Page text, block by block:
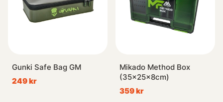
Gunki Safe Bag GM
249 kr
Mikado Method Box
(35x25x8cm)
359 kr